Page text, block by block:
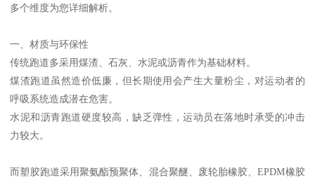
多个维度为您详细解析。
一、材质与环保性
传统跑道多采用煤渣、石灰、水泥或沥青作为基础材料。
煤渣跑道虽然造价低廉，但长期使用会产生大量粉尘，对运动者的
呼吸系统造成潜在危害。
水泥和沥青跑道硬度较高，缺乏弹性，运动员在落地时承受的冲击
力较大。
而塑胶跑道采用聚氨酯预聚体、混合聚醚、废轮胎橡胶、EPDM橡胶